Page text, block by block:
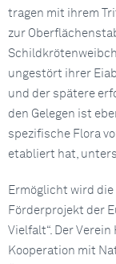
tragen mit ihrem
zur
ungestört ihrer
und der spätere
den Gelegen ist
spezifische Flora
etabliert hat,
Ermöglicht wird
Förderprojekt der
Vielfalt“. Der
Kooperation mit